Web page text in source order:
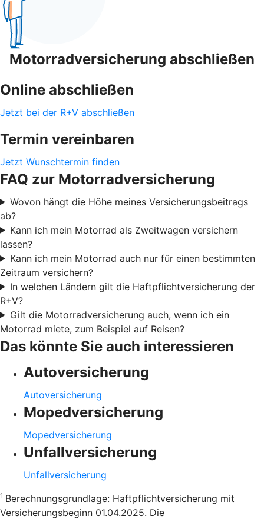
Motorradversicherung abschließen
Online abschließen
Jetzt bei der R+V abschließen
Termin vereinbaren
Jetzt Wunschtermin finden
FAQ zur Motorradversicherung
Wovon hängt die Höhe meines Versicherungsbeitrags
ab?
Kann ich mein Motorrad als Zweitwagen versichern
lassen?
Kann ich mein Motorrad auch nur für einen bestimmten
Zeitraum versichern?
In welchen Ländern gilt die Haftpflichtversicherung der
R+V?
Gilt die Motorradversicherung auch, wenn ich ein
Motorrad miete, zum Beispiel auf Reisen?
Das könnte Sie auch interessieren
Autoversicherung
Autoversicherung
Mopedversicherung
Mopedversicherung
Unfallversicherung
Unfallversicherung
1 Berechnungsgrundlage: Haftpflichtversicherung mit
Versicherungsbeginn 01.04.2025. Die